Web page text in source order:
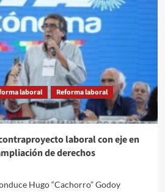
laboral
Reforma laboral
laboral con eje en
de derechos
Hugo “Cachorro” Godoy